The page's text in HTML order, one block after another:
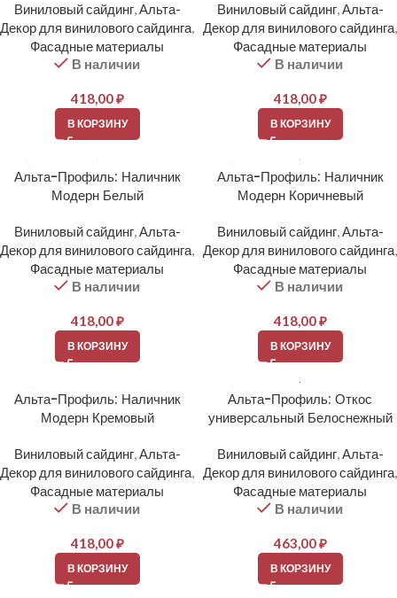
Виниловый сайдинг,Альта-
Декор для винилового сайдинга,
Фасадные материалы
В наличии
418,00₽
В КОРЗИНУ
Виниловый сайдинг,Альта-
Декор для винилового сайдинга,
Фасадные материалы
В наличии
418,00₽
В КОРЗИНУ
Альта-Профиль: Наличник
Модерн Белый
Виниловый сайдинг,Альта-
Декор для винилового сайдинга,
Фасадные материалы
В наличии
418,00₽
В КОРЗИНУ
Альта-Профиль: Наличник
Модерн Коричневый
Виниловый сайдинг,Альта-
Декор для винилового сайдинга,
Фасадные материалы
В наличии
418,00₽
В КОРЗИНУ
Альта-Профиль: Наличник
Модерн Кремовый
Виниловый сайдинг,Альта-
Декор для винилового сайдинга,
Фасадные материалы
В наличии
418,00₽
В КОРЗИНУ
Альта-Профиль: Откос
универсальный Белоснежный
Виниловый сайдинг,Альта-
Декор для винилового сайдинга,
Фасадные материалы
В наличии
463,00₽
В КОРЗИНУ